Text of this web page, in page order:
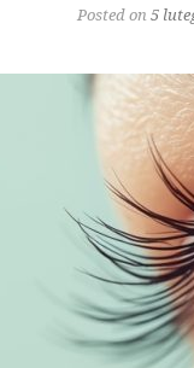
Posted on5